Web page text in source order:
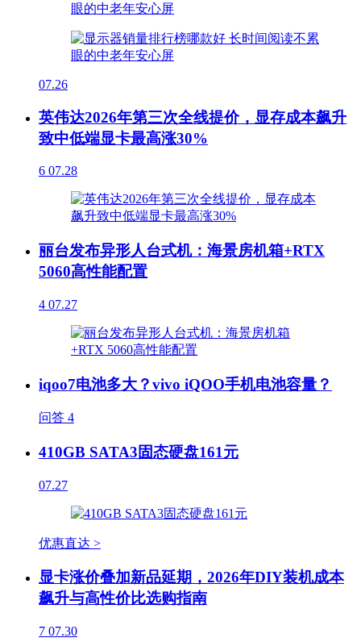
07.26
英伟达2026年第三次全线提价，显存成本飙升
致中低端显卡最高涨30%
6 07.28
丽台发布异形人台式机：海景房机箱+RTX
5060高性能配置
4 07.27
iqoo7电池多大？vivo iQOO手机电池容量？
问答 4
410GB SATA3固态硬盘161元
07.27
优惠直达 >
显卡涨价叠加新品延期，2026年DIY装机成本
飙升与高性价比选购指南
7 07.30